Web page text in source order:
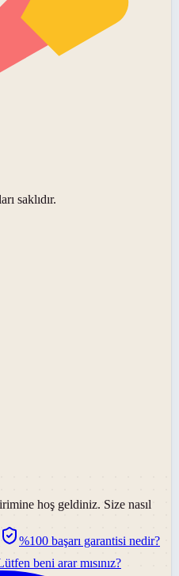
saklıdır.
hoş geldiniz. Size nasıl
%100 başarı garantisi nedir?
beni arar mısınız?